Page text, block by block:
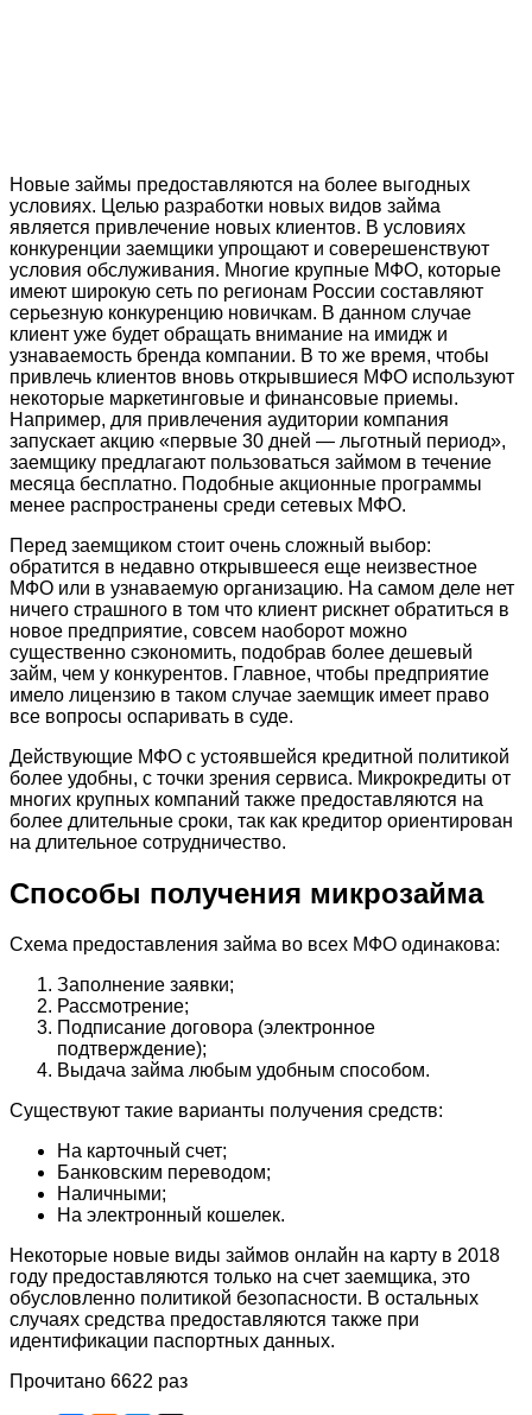
Новые займы предоставляются на более выгодных
условиях. Целью разработки новых видов займа
является привлечение новых клиентов. В условиях
конкуренции заемщики упрощают и соверешенствуют
условия обслуживания. Многие крупные МФО, которые
имеют широкую сеть по регионам России составляют
серьезную конкуренцию новичкам. В данном случае
клиент уже будет обращать внимание на имидж и
узнаваемость бренда компании. В то же время, чтобы
привлечь клиентов вновь открывшиеся МФО используют
некоторые маркетинговые и финансовые приемы.
Например, для привлечения аудитории компания
запускает акцию «первые 30 дней — льготный период»,
заемщику предлагают пользоваться займом в течение
месяца бесплатно. Подобные акционные программы
менее распространены среди сетевых МФО.
Перед заемщиком стоит очень сложный выбор:
обратится в недавно открывшееся еще неизвестное
МФО или в узнаваемую организацию. На самом деле нет
ничего страшного в том что клиент рискнет обратиться в
новое предприятие, совсем наоборот можно
существенно сэкономить, подобрав более дешевый
займ, чем у конкурентов. Главное, чтобы предприятие
имело лицензию в таком случае заемщик имеет право
все вопросы оспаривать в суде.
Действующие МФО с устоявшейся кредитной политикой
более удобны, с точки зрения сервиса. Микрокредиты от
многих крупных компаний также предоставляются на
более длительные сроки, так как кредитор ориентирован
на длительное сотрудничество.
Способы получения микрозайма
Схема предоставления займа во всех МФО одинакова:
Заполнение заявки;
Рассмотрение;
Подписание договора (электронное
подтверждение);
Выдача займа любым удобным способом.
Существуют такие варианты получения средств:
На карточный счет;
Банковским переводом;
Наличными;
На электронный кошелек.
Некоторые новые виды займов онлайн на карту в 2018
году предоставляются только на счет заемщика, это
обусловленно политикой безопасности. В остальных
случаях средства предоставляются также при
идентификации паспортных данных.
Прочитано 6622 раз